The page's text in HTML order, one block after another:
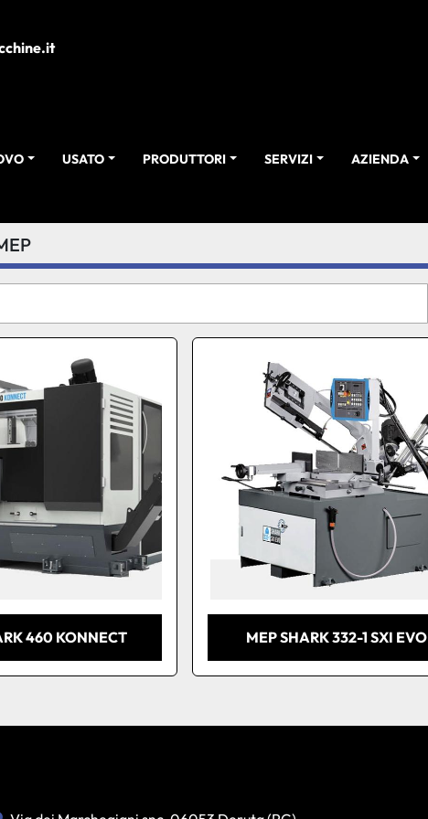
USATO PRODUTTORI SERVIZI AZIENDA
460 KONNECT MEP SHARK 332-1 SXI EVO